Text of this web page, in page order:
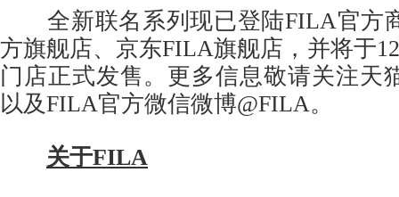
全新联名系列现已登陆FILA官方
方旗舰店、京东FILA旗舰店，并将于
门店正式发售。更多信息敬请关注天
以及FILA官方微信微博@FILA。
关于FILA